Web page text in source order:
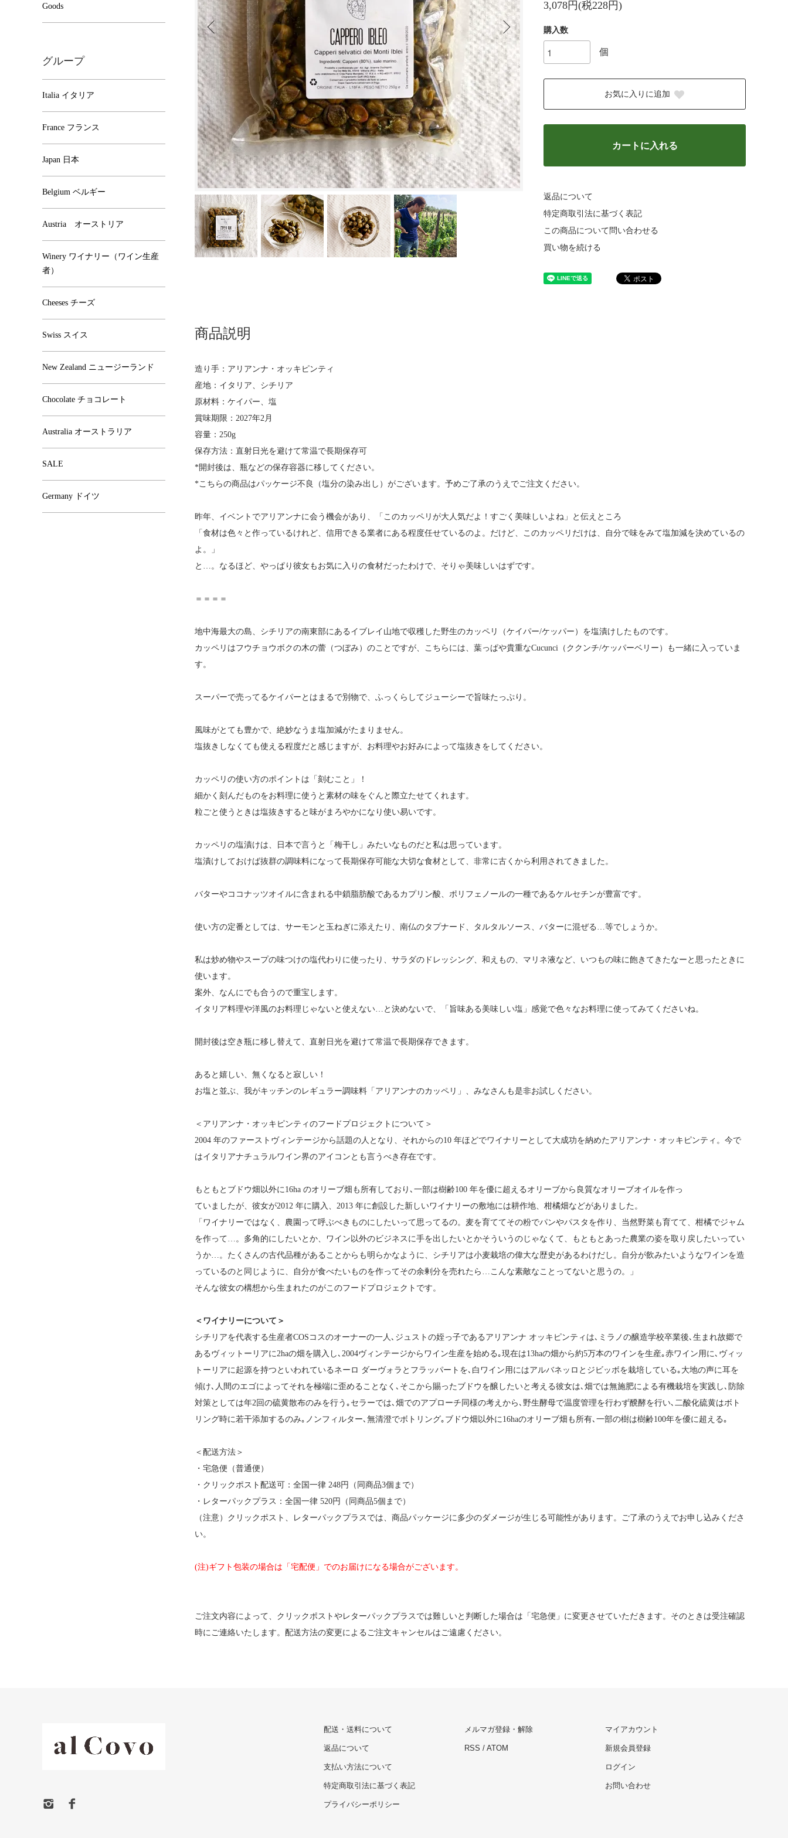
3,078円(税228円)
購入数
個
お気に入りに追加
カートに入れる
返品について
特定商取引法に基づく表記
この商品について問い合わせる
買い物を続ける
商品説明
造り手：アリアンナ・オッキピンティ
産地：イタリア、シチリア
原材料：ケイパー、塩
賞味期限：2027年2月
容量：250g
保存方法：直射日光を避けて常温で長期保存可
*開封後は、瓶などの保存容器に移してください。
*こちらの商品はパッケージ不良（塩分の染み出し）がございます。予めご了承のうえでご注文ください。
昨年、イベントでアリアンナに会う機会があり、「このカッペリが大人気だよ！すごく美味しいよね」と伝えところ
「食材は色々と作っているけれど、信用できる業者にある程度任せているのよ。だけど、このカッペリだけは、自分で味をみて塩加減を決めているの
よ。」
と…。なるほど、やっぱり彼女もお気に入りの食材だったわけで、そりゃ美味しいはずです。
＝＝＝＝
地中海最大の島、シチリアの南東部にあるイブレイ山地で収穫した野生のカッペリ（ケイパー/ケッパー）を塩漬けしたものです。
カッペリはフウチョウボクの木の蕾（つぼみ）のことですが、こちらには、葉っぱや貴重なCucunci（ククンチ/ケッパーベリー）も一緒に入っていま
す。
スーパーで売ってるケイパーとはまるで別物で、ふっくらしてジューシーで旨味たっぷり。
風味がとても豊かで、絶妙なうま塩加減がたまりません。
塩抜きしなくても使える程度だと感じますが、お料理やお好みによって塩抜きをしてください。
カッペリの使い方のポイントは「刻むこと」！
細かく刻んだものをお料理に使うと素材の味をぐんと際立たせてくれます。
粒ごと使うときは塩抜きすると味がまろやかになり使い易いです。
カッペリの塩漬けは、日本で言うと「梅干し」みたいなものだと私は思っています。
塩漬けしておけば抜群の調味料になって長期保存可能な大切な食材として、非常に古くから利用されてきました。
バターやココナッツオイルに含まれる中鎖脂肪酸であるカプリン酸、ポリフェノールの一種であるケルセチンが豊富です。
使い方の定番としては、サーモンと玉ねぎに添えたり、南仏のタプナード、タルタルソース、バターに混ぜる…等でしょうか。
私は炒め物やスープの味つけの塩代わりに使ったり、サラダのドレッシング、和えもの、マリネ液など、いつもの味に飽きてきたなーと思ったときに
使います。
案外、なんにでも合うので重宝します。
イタリア料理や洋風のお料理じゃないと使えない…と決めないで、「旨味ある美味しい塩」感覚で色々なお料理に使ってみてくださいね。
開封後は空き瓶に移し替えて、直射日光を避けて常温で長期保存できます。
あると嬉しい、無くなると寂しい！
お塩と並ぶ、我がキッチンのレギュラー調味料「アリアンナのカッペリ」、みなさんも是非お試しください。
＜アリアンナ・オッキピンティのフードプロジェクトについて＞
2004 年のファーストヴィンテージから話題の人となり、それからの10 年ほどでワイナリーとして大成功を納めたアリアンナ・オッキピンティ。今で
はイタリアナチュラルワイン界のアイコンとも言うべき存在です。
もともとブドウ畑以外に16ha のオリーブ畑も所有しており､一部は樹齢100 年を優に超えるオリーブから良質なオリーブオイルを作っ
ていましたが、彼女が2012 年に購入、2013 年に創設した新しいワイナリーの敷地には耕作地、柑橘畑などがありました。
「ワイナリーではなく、農園って呼ぶべきものにしたいって思ってるの。麦を育ててその粉でパンやパスタを作り、当然野菜も育てて、柑橘でジャム
を作って…。多角的にしたいとか、ワイン以外のビジネスに手を出したいとかそういうのじゃなくて、もともとあった農業の姿を取り戻したいってい
うか…。たくさんの古代品種があることからも明らかなように、シチリアは小麦栽培の偉大な歴史があるわけだし。自分が飲みたいようなワインを造
っているのと同じように、自分が食べたいものを作ってその余剰分を売れたら…こんな素敵なことってないと思うの。」
そんな彼女の構想から生まれたのがこのフードプロジェクトです。
＜ワイナリーについて＞
シチリアを代表する生産者COSコスのオーナーの一人､ジュストの姪っ子であるアリアンナ オッキピンティは､ミラノの醸造学校卒業後､生まれ故郷で
あるヴィットーリアに2haの畑を購入し､2004ヴィンテージからワイン生産を始める｡現在は13haの畑から約5万本のワインを生産｡赤ワイン用に､ヴィッ
トーリアに起源を持つといわれているネーロ ダーヴォラとフラッパートを､白ワイン用にはアルバネッロとジビッボを栽培している｡大地の声に耳を
傾け､人間のエゴによってそれを極端に歪めることなく､そこから賜ったブドウを醸したいと考える彼女は､畑では無施肥による有機栽培を実践し､防除
対策としては年2回の硫黄散布のみを行う｡セラーでは､畑でのアプローチ同様の考えから､野生酵母で温度管理を行わず醗酵を行い､二酸化硫黄はボト
リング時に若干添加するのみ｡ノンフィルター､無清澄でボトリング｡ブドウ畑以外に16haのオリーブ畑も所有､一部の樹は樹齢100年を優に超える｡
＜配送方法＞
・宅急便（普通便）
・クリックポスト配送可：全国一律 248円（同商品3個まで）
・レターパックプラス：全国一律 520円（同商品5個まで）
（注意）クリックポスト、レターパックプラスでは、商品パッケージに多少のダメージが生じる可能性があります。ご了承のうえでお申し込みくださ
い。
(注)ギフト包装の場合は「宅配便」でのお届けになる場合がございます。
ご注文内容によって、クリックポストやレターパックプラスでは難しいと判断した場合は「宅急便」に変更させていただきます。そのときは受注確認
時にご連絡いたします。配送方法の変更によるご注文キャンセルはご遠慮ください。
Goods
グループ
Italia イタリア
France フランス
Japan 日本
Belgium ベルギー
Austria オーストリア
Winery ワイナリー（ワイン生産
者）
Cheeses チーズ
Swiss スイス
New Zealand ニュージーランド
Chocolate チョコレート
Australia オーストラリア
SALE
Germany ドイツ
配送・送料について
返品について
支払い方法について
特定商取引法に基づく表記
プライバシーポリシー
メルマガ登録・解除
RSS / ATOM
マイアカウント
新規会員登録
ログイン
お問い合わせ